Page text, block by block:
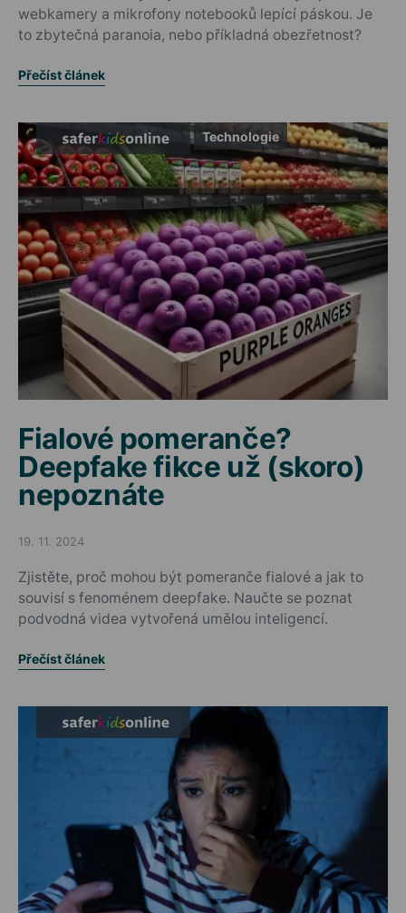
webkamery a mikrofony notebooků lepící páskou. Je
to zbytečná paranoia, nebo příkladná obezřetnost?
Přečíst článek
Technologie
Fialové pomeranče?
Deepfake fikce už (skoro)
nepoznáte
Posted on
19. 11. 2024
Zjistěte, proč mohou být pomeranče fialové a jak to
souvisí s fenoménem deepfake. Naučte se poznat
podvodná videa vytvořená umělou inteligencí.
Přečíst článek